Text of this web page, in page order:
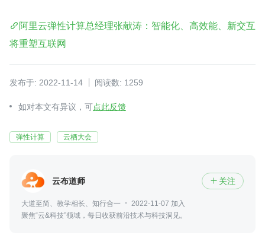
阿里云弹性计算总经理张献涛：智能化、高效能、新交互
将重塑互联网
发布于: 2022-11-14 阅读数: 1259
如对本文有异议，可点此反馈
弹性计算 云栖大会
云布道师  关注
大道至简、教学相长、知行合一
2022-11-07 加入
聚焦“云&科技”领域，每日收获前沿技术与科技洞见。